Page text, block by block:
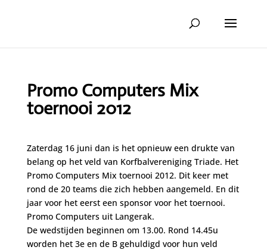
Promo Computers Mix
toernooi 2012
Zaterdag 16 juni dan is het opnieuw een drukte van
belang op het veld van Korfbalvereniging Triade. Het
Promo Computers Mix toernooi 2012. Dit keer met
rond de 20 teams die zich hebben aangemeld. En dit
jaar voor het eerst een sponsor voor het toernooi.
Promo Computers uit Langerak.
De wedstijden beginnen om 13.00. Rond 14.45u
worden het 3e en de B gehuldigd voor hun veld